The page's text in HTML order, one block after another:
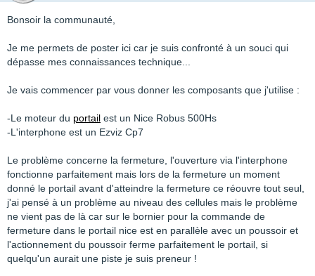
Bonsoir la communauté,
Je me permets de poster ici car je suis confronté à un souci qui
dépasse mes connaissances technique...
Je vais commencer par vous donner les composants que j'utilise :
-Le moteur du portail est un Nice Robus 500Hs
-L'interphone est un Ezviz Cp7
Le problème concerne la fermeture, l'ouverture via l'interphone
fonctionne parfaitement mais lors de la fermeture un moment
donné le portail avant d'atteindre la fermeture ce réouvre tout seul,
j'ai pensé à un problème au niveau des cellules mais le problème
ne vient pas de là car sur le bornier pour la commande de
fermeture dans le portail nice est en parallèle avec un poussoir et
l'actionnement du poussoir ferme parfaitement le portail, si
quelqu'un aurait une piste je suis preneur !